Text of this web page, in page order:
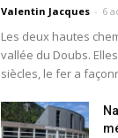
Valentin Jacques - 6
Les deux hautes
vallée du Doubs.
siècles, le fer a